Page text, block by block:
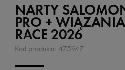
NARTY
PRO +
RACE 2026
Kod produktu: 475947